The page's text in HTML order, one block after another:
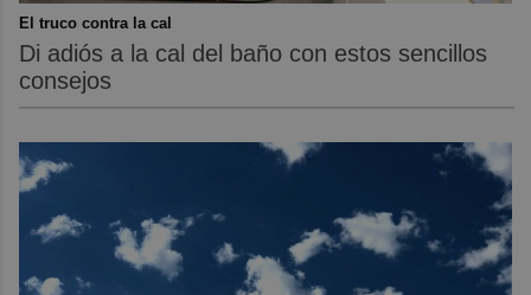
El truco contra la cal
Di adiós a la cal del baño con estos sencillos
consejos